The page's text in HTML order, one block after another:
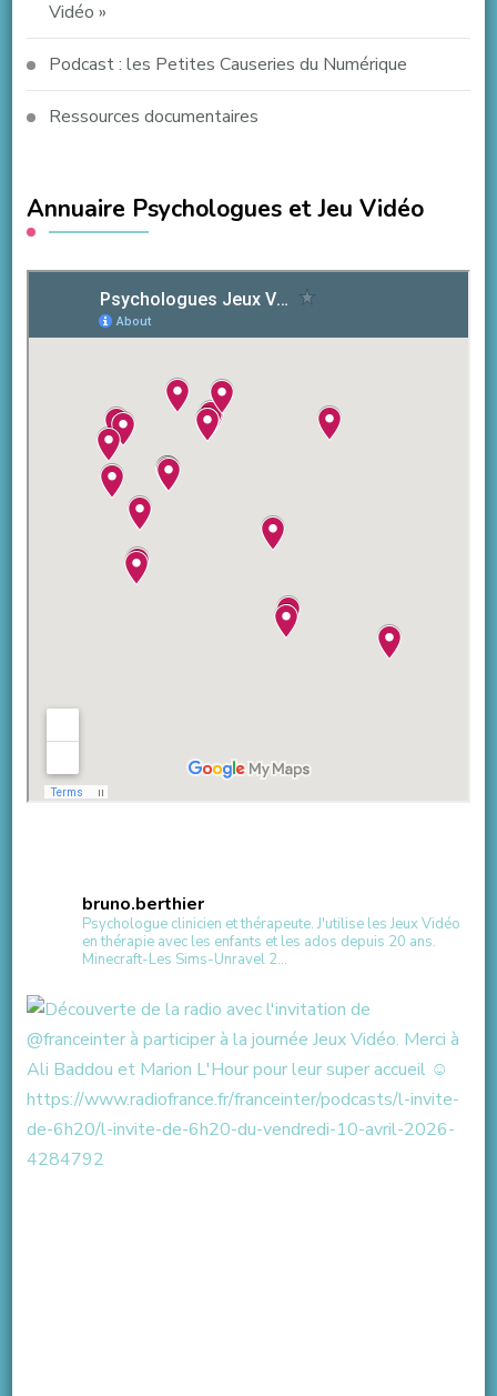
Vidéo »
Podcast : les Petites Causeries du Numérique
Ressources documentaires
Annuaire Psychologues et Jeu Vidéo
bruno.berthier
Psychologue clinicien et thérapeute.J'utilise les Jeux Vidéo
en thérapie avec les enfants et les ados depuis 20 ans.
Minecraft-Les Sims-Unravel 2...